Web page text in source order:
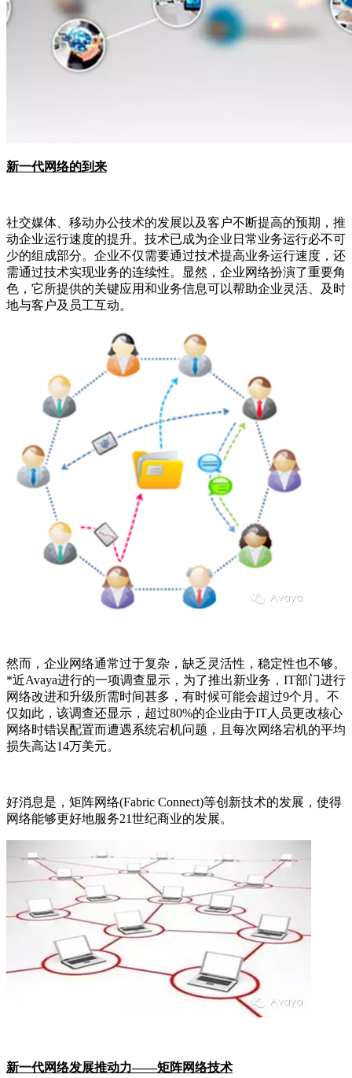
新一代网络的到来
社交媒体、移动办公技术的发展以及客户不断提高的预期，推
动企业运行速度的提升。技术已成为企业日常业务运行必不可
少的组成部分。企业不仅需要通过技术提高业务运行速度，还
需通过技术实现业务的连续性。显然，企业网络扮演了重要角
色，它所提供的关键应用和业务信息可以帮助企业灵活、及时
地与客户及员工互动。
然而，企业网络通常过于复杂，缺乏灵活性，稳定性也不够。
*近Avaya进行的一项调查显示，为了推出新业务， IT部门进行
网络改进和升级所需时间甚多，有时候可能会超过9个月。不
仅如此，该调查还显示，超过80%的企业由于IT人员更改核心
网络时错误配置而遭遇系统宕机问题，且每次网络宕机的平均
损失高达14万美元。
好消息是，矩阵网络(Fabric Connect)等创新技术的发展，使得
网络能够更好地服务21世纪商业的发展。
新一代网络发展推动力——矩阵网络技术